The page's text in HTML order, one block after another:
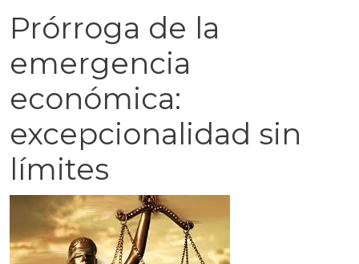
Prórroga de la
emergencia
económica:
excepcionalidad sin
límites